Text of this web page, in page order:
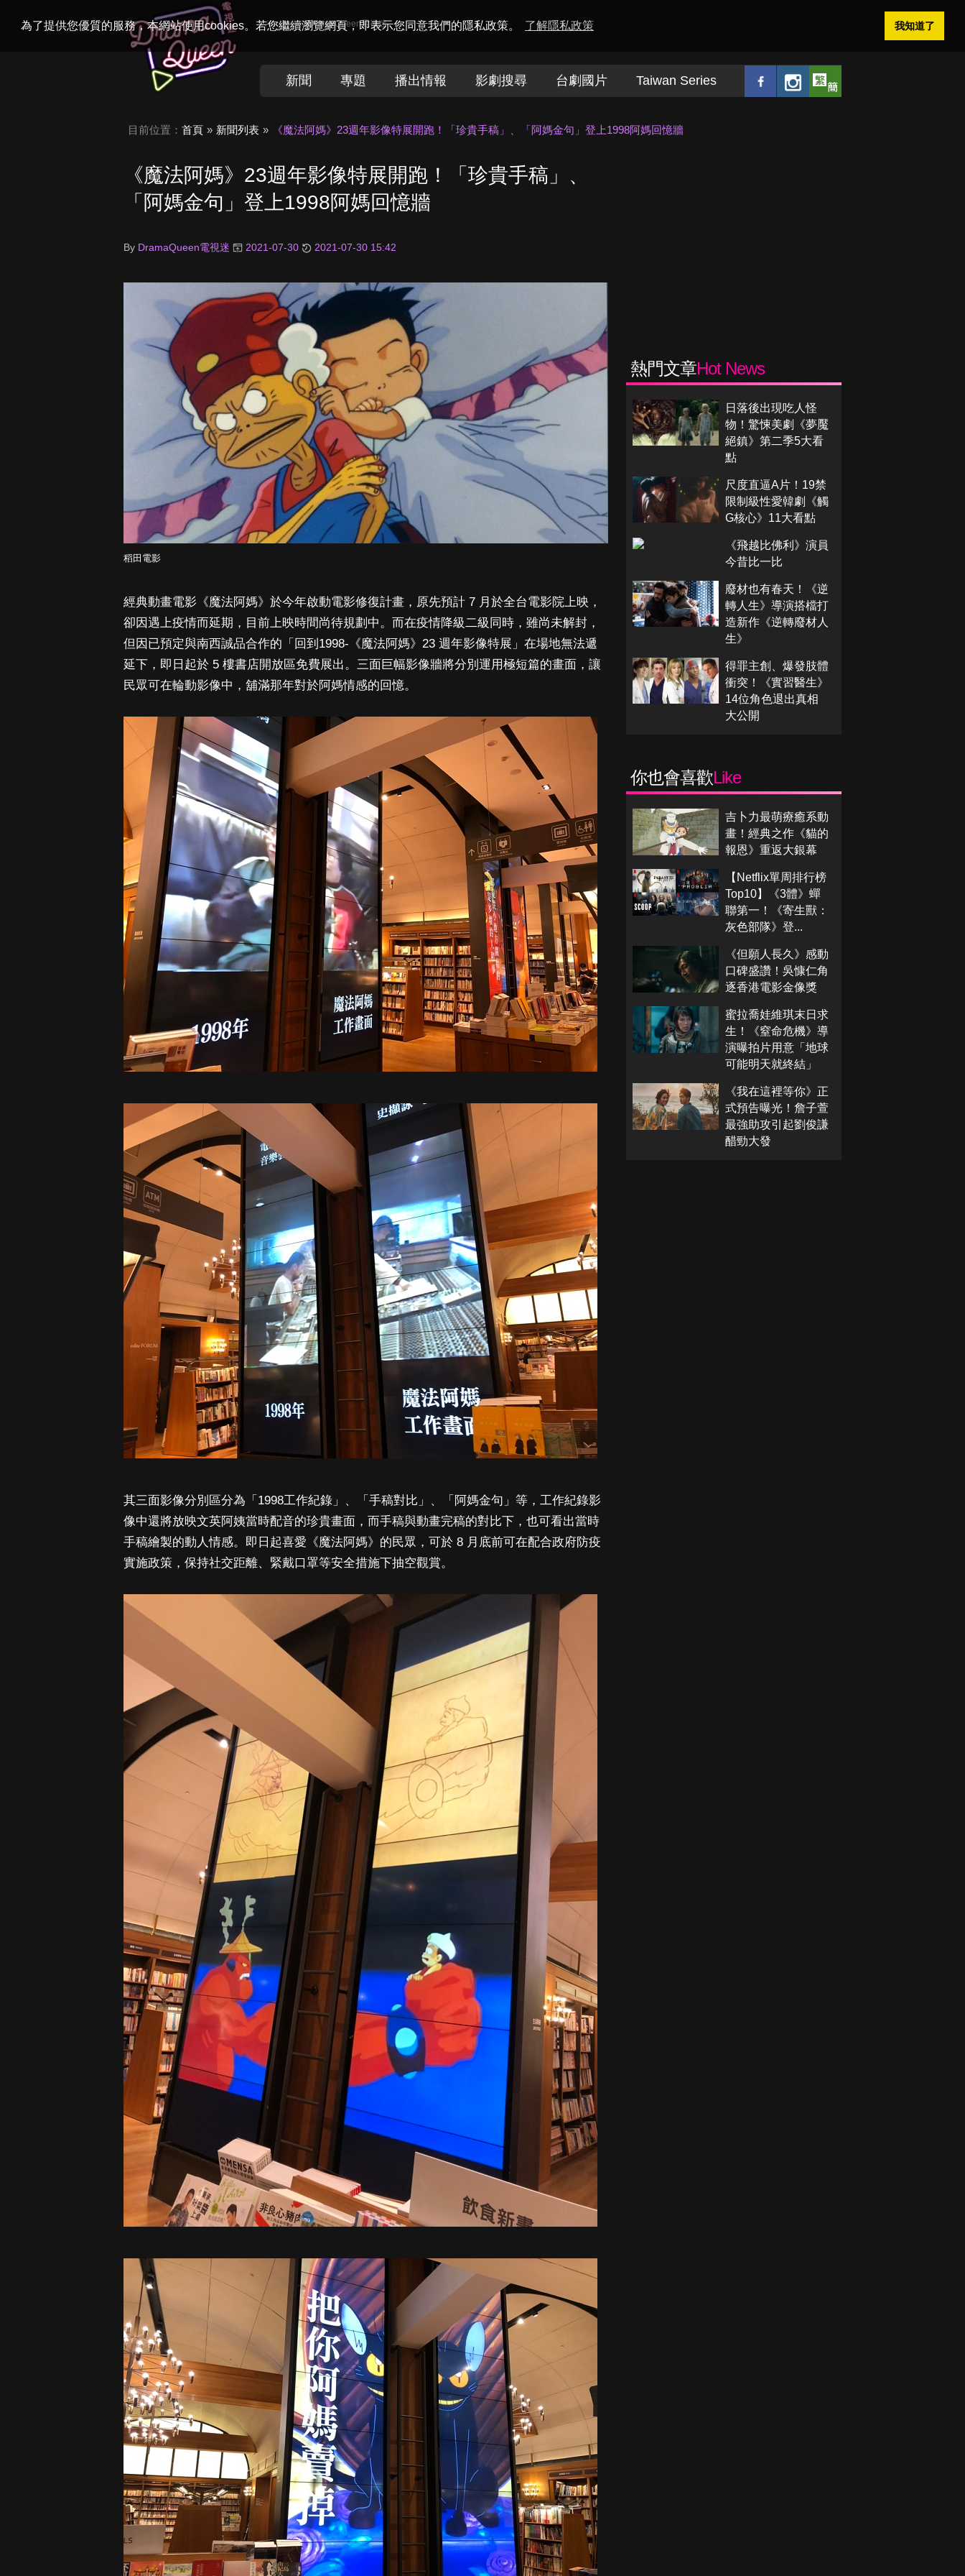
為了提供您優質的服務，本網站使用cookies。若您繼續瀏覽網頁，即表示您同意我們的隱私政策。 了解隱私政策 我知道了
Welcome toDramaQueen電視迷
新聞 專題 播出情報 影劇搜尋 台劇國片 Taiwan Series
目前位置： 首頁 新聞列表 《魔法阿媽》23週年影像特展開跑！「珍貴手稿」、「阿媽金句」登上1998阿媽回憶牆
《魔法阿媽》23週年影像特展開跑！「珍貴手稿」、
「阿媽金句」登上1998阿媽回憶牆
By DramaQueen電視迷 2021-07-30 2021-07-30 15:42
稻田電影
經典動畫電影《魔法阿媽》於今年啟動電影修復計畫，原先預計 7 月於全台電影院上映，
卻因遇上疫情而延期，目前上映時間尚待規劃中。而在疫情降級二級同時，雖尚未解封，
但因已預定與南西誠品合作的「回到1998-《魔法阿媽》23 週年影像特展」在場地無法遞
延下，即日起於 5 樓書店開放區免費展出。三面巨幅影像牆將分別運用極短篇的畫面，讓
民眾可在輪動影像中，舖滿那年對於阿媽情感的回憶。
其三面影像分別區分為「1998工作紀錄」、「手稿對比」、「阿媽金句」等，工作紀錄影
像中還將放映文英阿姨當時配音的珍貴畫面，而手稿與動畫完稿的對比下，也可看出當時
手稿繪製的動人情感。即日起喜愛《魔法阿媽》的民眾，可於 8 月底前可在配合政府防疫
實施政策，保持社交距離、緊戴口罩等安全措施下抽空觀賞。
熱門文章Hot News
日落後出現吃人怪
物！驚悚美劇《夢魘
絕鎮》第二季5大看
點
尺度直逼A片！19禁
限制級性愛韓劇《觸
G核心》11大看點
《飛越比佛利》演員
今昔比一比
廢材也有春天！《逆
轉人生》導演搭檔打
造新作《逆轉廢材人
生》
得罪主創、爆發肢體
衝突！《實習醫生》
14位角色退出真相
大公開
你也會喜歡Like
吉卜力最萌療癒系動
畫！經典之作《貓的
報恩》重返大銀幕
【Netflix單周排行榜
Top10】《3體》蟬
聯第一！《寄生獸：
灰色部隊》登...
《但願人長久》感動
口碑盛讚！吳慷仁角
逐香港電影金像獎
蜜拉喬娃維琪末日求
生！《窒命危機》導
演曝拍片用意「地球
可能明天就終結」
《我在這裡等你》正
式預告曝光！詹子萱
最強助攻引起劉俊謙
醋勁大發